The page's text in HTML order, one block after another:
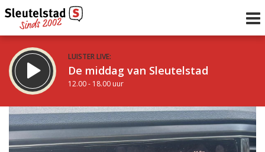
LUISTER LIVE:
De middag van Sleutelstad
12.00 - 18.00 uur
STRAKS:
De vrijdagavond met Keanu
18.00 - 19.00 uur
Vorig uur
uur 1 van 0 Volgend uur